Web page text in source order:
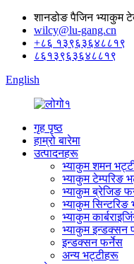
शानडोङ पैजिन भ्याकुम
wilcy@lu-gang.cn
+८६ १३९६३६४८८१९
८६१३९६३६४८८१९
English
गृह पृष्ठ
हाम्रो बारेमा
उत्पादनहरू
भ्याकुम शमन
भ्याकुम टेम्परिङ
भ्याकुम ब्रेजिङ
भ्याकुम सिन्टरिङ
भ्याकुम
भ्याकुम इन्डक्सन
इन्डक्सन फर्नेस
अन्य भट्टीहरू